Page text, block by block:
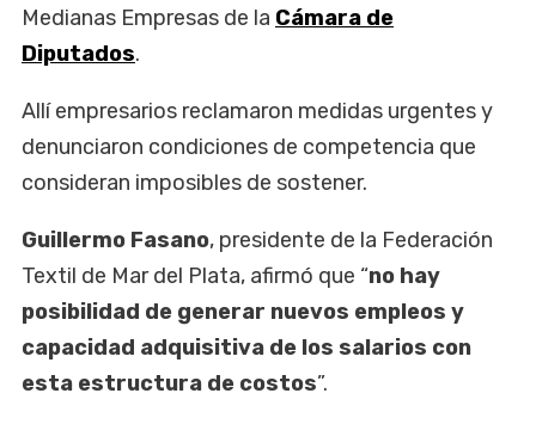
Medianas Empresas de la Cámara de
Diputados.
Allí empresarios reclamaron medidas urgentes y
denunciaron condiciones de competencia que
consideran imposibles de sostener.
Guillermo Fasano, presidente de la Federación
Textil de Mar del Plata, afirmó que “no hay
posibilidad de generar nuevos empleos y
capacidad adquisitiva de los salarios con
esta estructura de costos”.